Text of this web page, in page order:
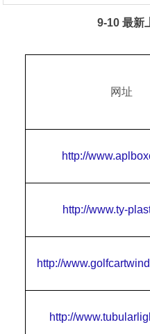
9-10 最新
网址
http://
http://www.ty-
http://
http://